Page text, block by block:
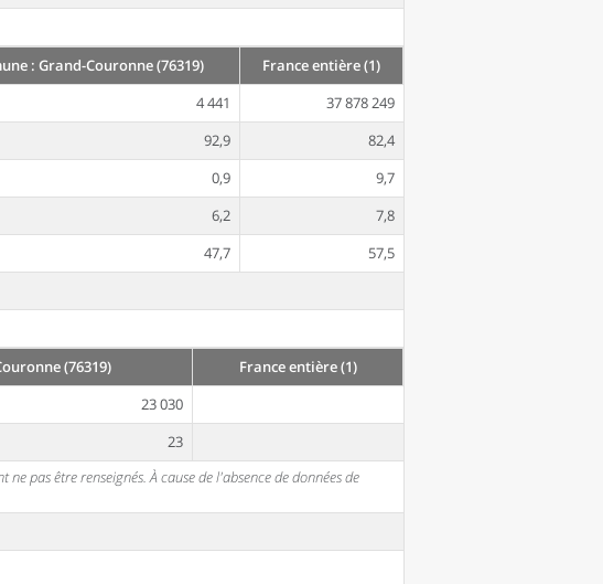
: Grand-Couronne (76319)
France entière (1)
4 441
37 878 249
92,9
82,4
0,9
9,7
6,2
7,8
47,7
57,5
(76319)
France entière (1)
23 030
23
pas être renseignés. À cause de l'absence de données de